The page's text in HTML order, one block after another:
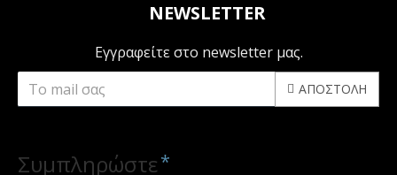
NEWSLETTER
Εγγραφείτε στο newsletter μας.
ΑΠΟΣΤΟΛΉ
Συμπληρώστε